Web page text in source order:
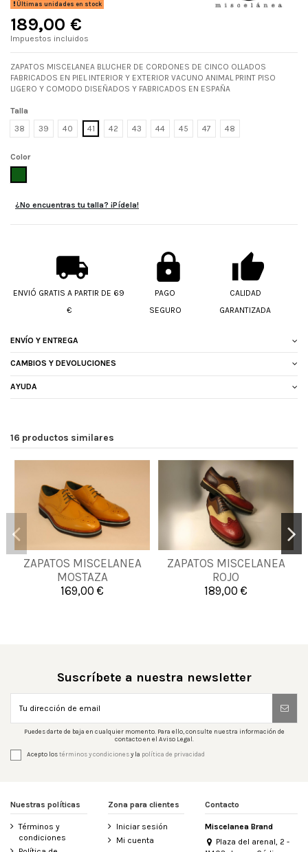
Últimas unidades en stock
189,00 €
Impuestos incluidos
ZAPATOS MISCELANEA BLUCHER DE CORDONES DE CINCO OLLADOS
FABRICADOS EN PIEL INTERIOR Y EXTERIOR VACUNO ANIMAL PRINT PISO
LIGERO Y COMODO DISEÑADOS Y FABRICADOS EN ESPAÑA
Talla
38
39 40 41 42 43 44 45 47 48
Color
¿No encuentras tu talla? ¡Pídela!
ENVIÓ GRATIS A PARTIR DE 69
€
PAGO
SEGURO
CALIDAD
GARANTIZADA
ENVÍO Y ENTREGA
CAMBIOS Y DEVOLUCIONES
AYUDA
16 productos similares
ZAPATOS MISCELANEA
MOSTAZA
169,00 €
38 39 40
41
42
43 44
45
47 48
ZAPATOS MISCELANEA
ROJO
189,00 €
39 43 44
45
Suscríbete a nuestra newsletter
Puedes darte de baja en cualquier momento. Para ello, consulte nuestra información de
contacto en el Aviso Legal.
Acepto lostérminos y condicionesy la política de privacidad
Nuestras políticas
Términos y
condiciones
Zona para clientes
Iniciar sesión
Mi cuenta
Contacto
Miscelanea Brand
Plaza del arenal, 2 -